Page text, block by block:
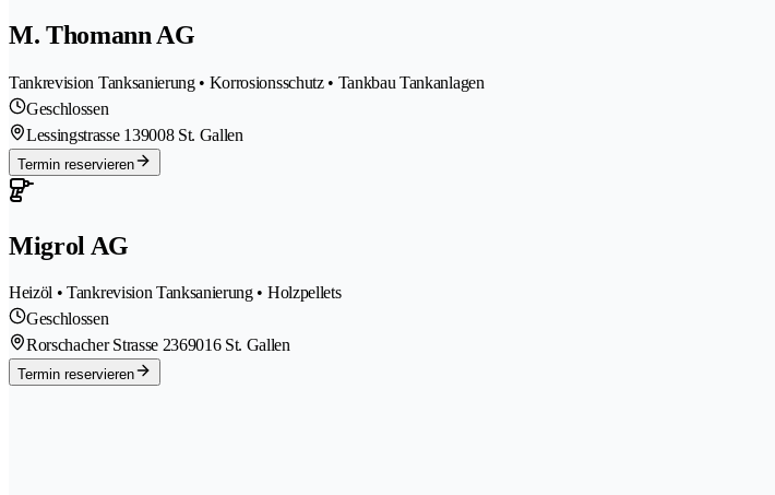
M. Thomann AG
Tankrevision Tanksanierung • Korrosionsschutz • Tankbau Tankanlagen
Geschlossen
Lessingstrasse 139008 St. Gallen
Termin reservieren
Migrol AG
Heizöl • Tankrevision Tanksanierung • Holzpellets
Geschlossen
Rorschacher Strasse 2369016 St. Gallen
Termin reservieren